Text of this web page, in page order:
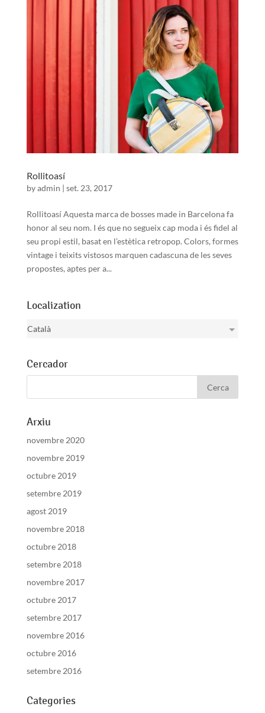
Rollitoasí
byadmin | set. 23, 2017
Rollitoasí Aquesta marca de bosses made in Barcelona fa
honor al seu nom. I és que no segueix cap moda i és fidel al
seu propi estil, basat en l’estètica retropop. Colors, formes
vintage i teixits vistosos marquen cadascuna de les seves
propostes, aptes per a...
Localization
Català
Cercador
Arxiu
novembre 2020
novembre 2019
octubre 2019
setembre 2019
agost 2019
novembre 2018
octubre 2018
setembre 2018
novembre 2017
octubre 2017
setembre 2017
novembre 2016
octubre 2016
setembre 2016
Categories